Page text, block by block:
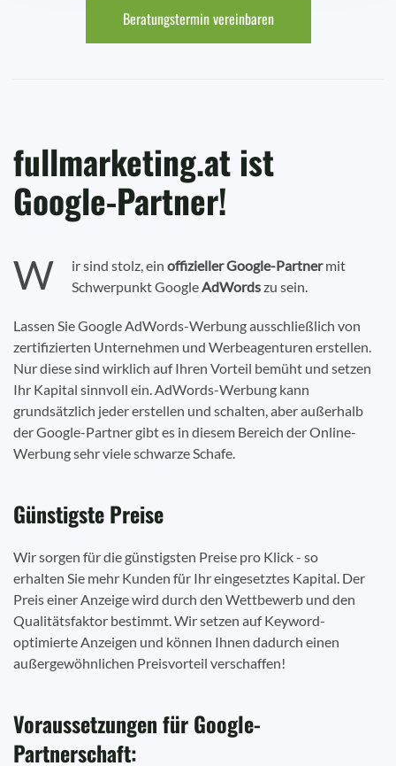
Beratungstermin vereinbaren
fullmarketing.at ist
Google-Partner!
W ir sind stolz, ein offizieller Google-Partnermit
Schwerpunkt GoogleAdWordszu sein.
Lassen Sie Google AdWords-Werbung ausschließlich von
zertifizierten Unternehmen und Werbeagenturen erstellen.
Nur diese sind wirklich auf Ihren Vorteil bemüht und setzen
Ihr Kapital sinnvoll ein. AdWords-Werbung kann
grundsätzlich jeder erstellen und schalten, aber außerhalb
der Google-Partner gibt es in diesem Bereich der Online-
Werbung sehr viele schwarze Schafe.
Günstigste Preise
Wir sorgen für die günstigsten Preise pro Klick - so
erhalten Sie mehr Kunden für Ihr eingesetztes Kapital. Der
Preis einer Anzeige wird durch den Wettbewerb und den
Qualitätsfaktor bestimmt. Wir setzen auf Keyword-
optimierte Anzeigen und können Ihnen dadurch einen
außergewöhnlichen Preisvorteil verschaffen!
Voraussetzungen für Google-
Partnerschaft: